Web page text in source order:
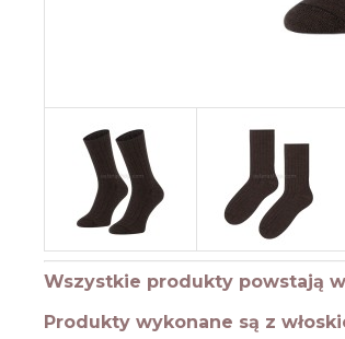
Wszystkie produkty powstają
Produkty wykonane są z